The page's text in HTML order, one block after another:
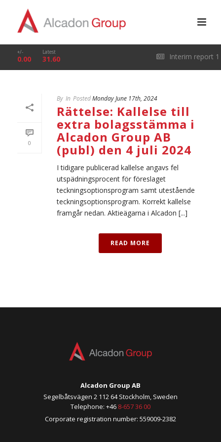
+/-
0.00
Latest
31.60 Interim report 1
0
By In PostedMonday June 17th, 2024
Rättelse: Kallelse till
extra bolagsstämma i
Alcadon Group AB
(publ) den 4 juli 2024
I tidigare publicerad kallelse angavs fel
utspädningsprocent för föreslaget
teckningsoptionsprogram samt utestående
teckningsoptionsprogram. Korrekt kallelse
framgår nedan. Aktieägarna i Alcadon [...]
READ MORE
Alcadon Group AB
Segelbåtsvägen 2 112 64 Stockholm, Sweden
Telephone: +46 8-657 36 00
Corporate registration number: 559009-2382